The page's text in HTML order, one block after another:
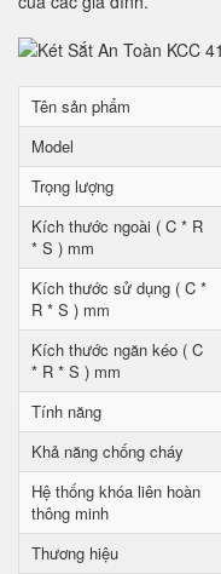
Tên sản phẩm
Model
Trọng lượng
Kích thước ngoài ( C * R
* S ) mm
Kích thước sử dụng ( C *
R * S ) mm
Kích thước ngăn kéo ( C
* R * S ) mm
Tính năng
Khả năng chống cháy
Hệ thống khóa liên hoàn
thông minh
Thương hiệu